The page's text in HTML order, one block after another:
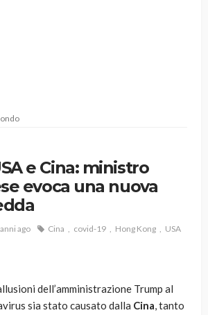
e Cina: ministro
evoca una nuova
ago Cina covid-19 Hong Kong USA
dell’amministrazione Trump al
sia stato causato dalla Cina, tanto